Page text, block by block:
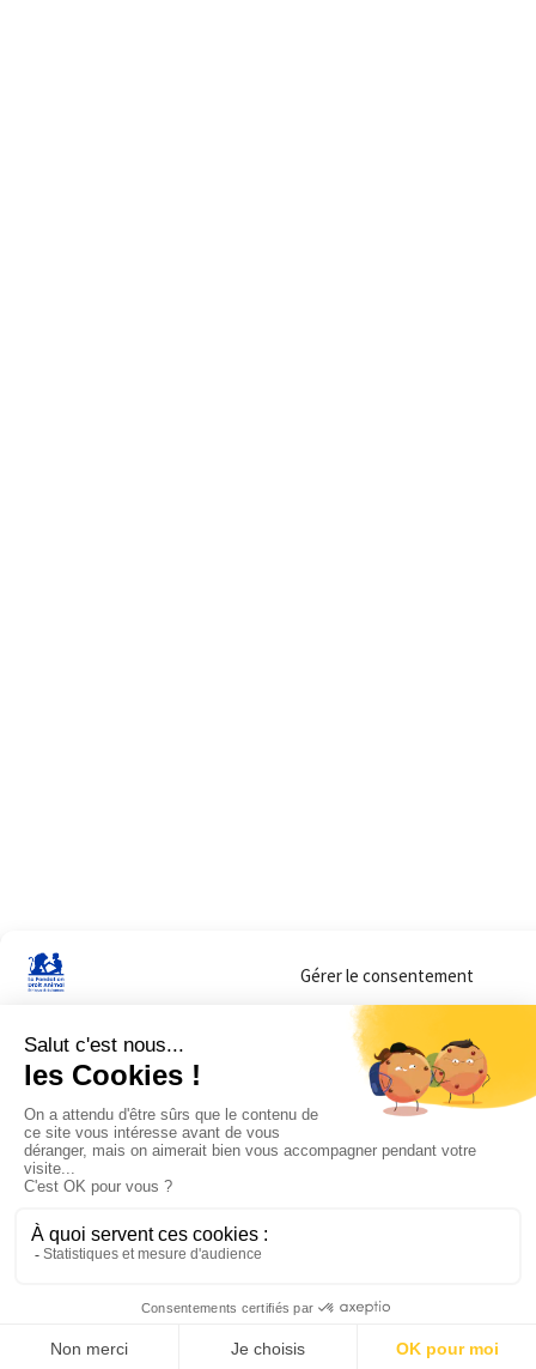
Gérer le consentement
Sur ce site, nous utilisons des cookies pour mesurer notre audience et vous
lorsque vous y consentez. Vous pouvez sélectionner ceux que vous autorisez
navigation.